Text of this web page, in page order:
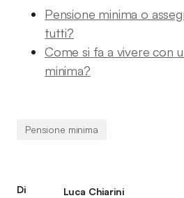
Pensione minima o
tutti?
Come si fa a vivere con
minima?
Pensione minima
Di
Luca Chiarini